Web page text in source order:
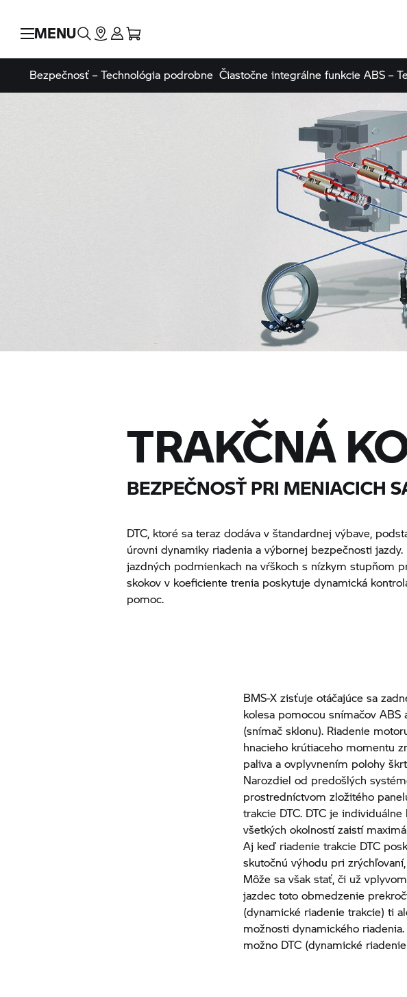
MENU
Bezpečnosť – Technológia podrobne Čiastočne integrálne funkcie ABS –
TRAKČNÁ
BEZPEČNOSŤ PRI MENIACICH
DTC, ktoré sa teraz dodáva v štandardnej výbave,
úrovni dynamiky riadenia a výbornej bezpečnosti
jazdných podmienkach na vŕškoch s nízkym stupňom
skokov v koeficiente trenia poskytuje dynamická
pomoc.
BMS-X zisťuje otáčajúce sa
kolesa pomocou snímačov
(snímač sklonu). Riadenie
hnacieho krútiaceho momentu
paliva a ovplyvnením polohy
Narozdiel od predošlých
prostredníctvom zložitého
trakcie DTC. DTC je
všetkých okolností zaistí
Aj keď riadenie trakcie DTC
skutočnú výhodu pri
Môže sa však stať, či už
jazdec toto obmedzenie
(dynamické riadenie trakcie) ti
možnosti dynamického
možno DTC (dynamické